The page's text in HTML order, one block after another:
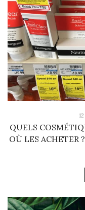
QUELS
OÙ LES ACHETER